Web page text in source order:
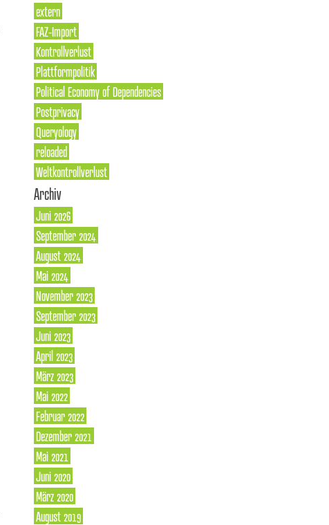
extern
FAZ-Import
Kontrollverlust
Plattformpolitik
Political Economy of Dependencies
Postprivacy
Queryology
reloaded
Weltkontrollverlust
Archiv
Juni 2026
September 2024
August 2024
Mai 2024
November 2023
September 2023
Juni 2023
April 2023
März 2023
Mai 2022
Februar 2022
Dezember 2021
Mai 2021
Juni 2020
März 2020
August 2019